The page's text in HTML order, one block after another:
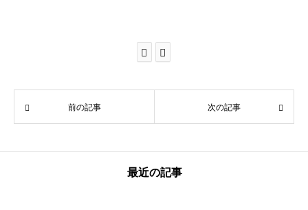
前の記事 次の記事
最近の記事